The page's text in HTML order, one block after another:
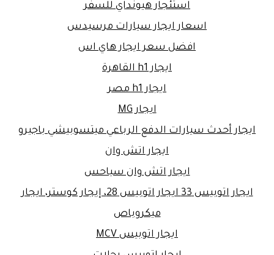
استئجار هيونداي للسفر
اسعار ايجار سيارات مرسيدس
افضل سعر ايجار هاي اس
ايجار h1 القاهرة
ايجار h1 مصر
ايجار MG
ايجار أحدث سيارات الدفع الرباعي ميتسوبيشي باجيرو
ايجار اتش وان
ايجار اتش وان سياحس
ايجار اتوبيس 33 ايجار اتوبيس 28، إيجار كوستر، ايجار
ميكروباص
ايجار اتوبيس MCV